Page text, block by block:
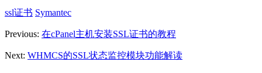
ssl证书 Symantec
Previous: 在cPanel主机安装SSL证书的教程
Next: WHMCS的SSL状态监控模块功能解读